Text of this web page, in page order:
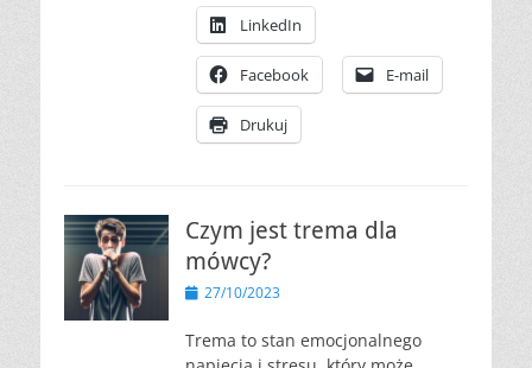
LinkedIn
Facebook E-mail
Drukuj
Czym jest trema dla
mówcy?
Opublikowano
27/10/2023
Trema to stan emocjonalnego